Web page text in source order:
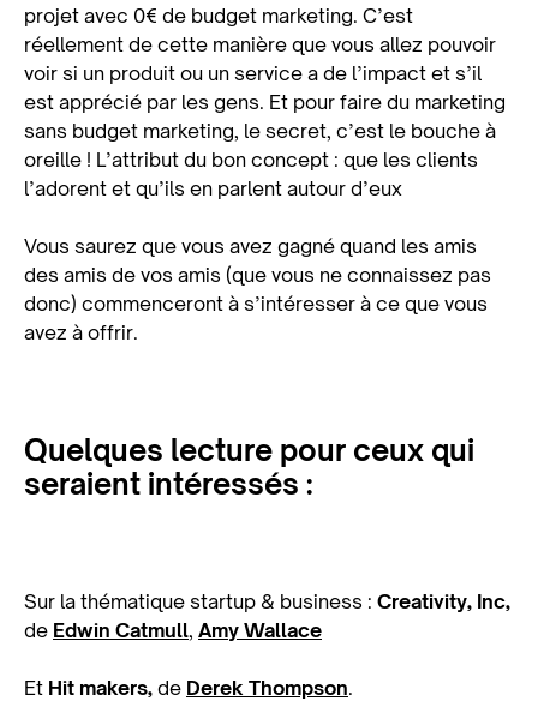
projet avec 0€ de budget marketing. C’est
réellement de cette manière que vous allez pouvoir
voir si un produit ou un service a de l’impact et s’il
est apprécié par les gens. Et pour faire du marketing
sans budget marketing, le secret, c’est le bouche à
oreille ! L’attribut du bon concept : que les clients
l’adorent et qu’ils en parlent autour d’eux
Vous saurez que vous avez gagné quand les amis
des amis de vos amis (que vous ne connaissez pas
donc) commenceront à s’intéresser à ce que vous
avez à offrir.
Quelques lecture pour ceux qui
seraient intéressés :
Sur la thématique startup & business : Creativity, Inc,
de Edwin Catmull, Amy Wallace
Et Hit makers, de Derek Thompson.